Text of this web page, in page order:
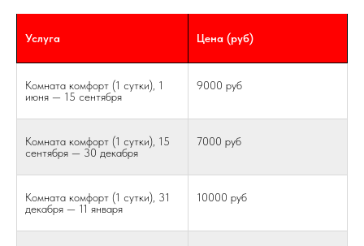
Услуга Цена (руб)
Комната комфорт (1 сутки), 1
июня — 15 сентября
9000 руб
Комната комфорт (1 сутки), 15
сентября — 30 декабря
7000 руб
Комната комфорт (1 сутки), 31
декабря — 11 января
10000 руб